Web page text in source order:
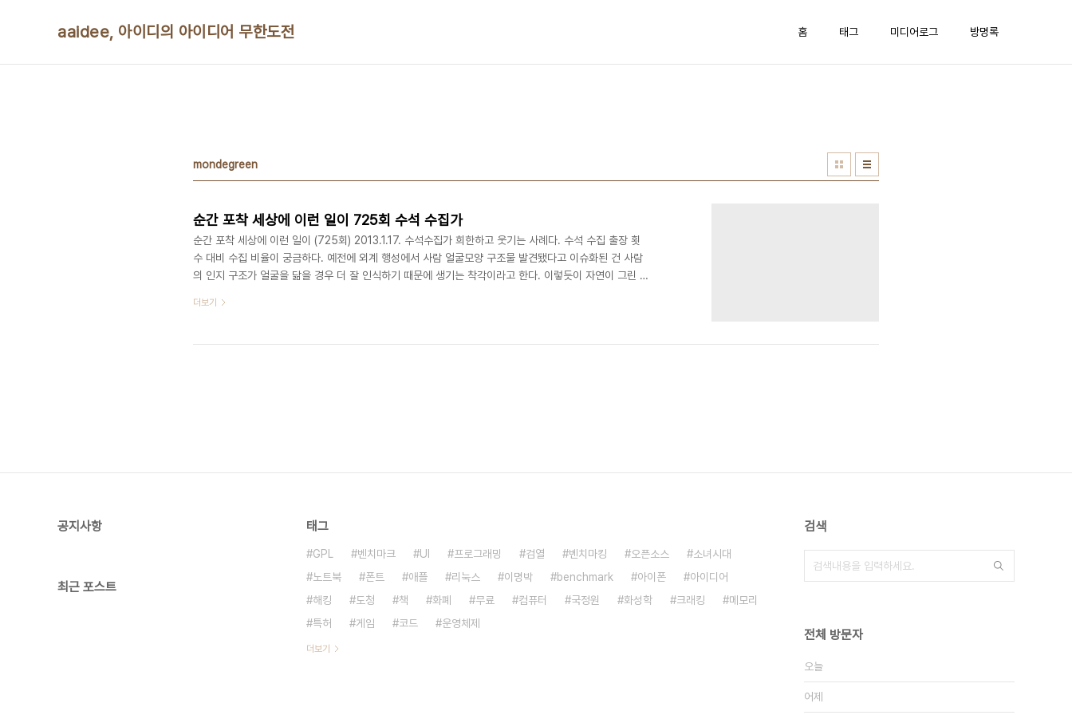
aaidee, 아이디의 아이디어 무한도전 홈 태그 미디어로그 방명록
mondegreen
순간 포착 세상에 이런 일이 725회 수석 수집가
순간 포착 세상에 이런 일이 (725회) 2013.1.17. 수석수집가 희한하고 웃기는 사례다. 수석 수집 출장 횟
수 대비 수집 비율이 궁금하다. 예전에 외계 행성에서 사람 얼굴모양 구조물 발견됐다고 이슈화된 건 사람
의 인지 구조가 얼굴을 닮을 경우 더 잘 인식하기 때문에 생기는 착각이라고 한다. 이렇듯이 자연이 그린 그
글에서 관련 없는 낱말들을 쳐도 관련이 있는 문서가 나오는, 아무 문자나 쳐도 검색이 되는 신기한 시대를
하다. 또 비전문 일반인이 제작한 작품이 좋은 평을 가질 확률도 궁금하다. 진화론..
더보기
공지사항
최근 포스트
태그
GPL 벤치마크 UI 프로그래밍 검열 벤치마킹 오픈소스
소녀시대
노트북
폰트 애플 리눅스 이명박 benchmark 아이폰
아이디어
해킹
도청 책 화폐 무료 컴퓨터 국정원 화성학 크래킹
메모리
특허
게임 코드 운영체제
더보기
검색
전체 방문자
오늘
어제